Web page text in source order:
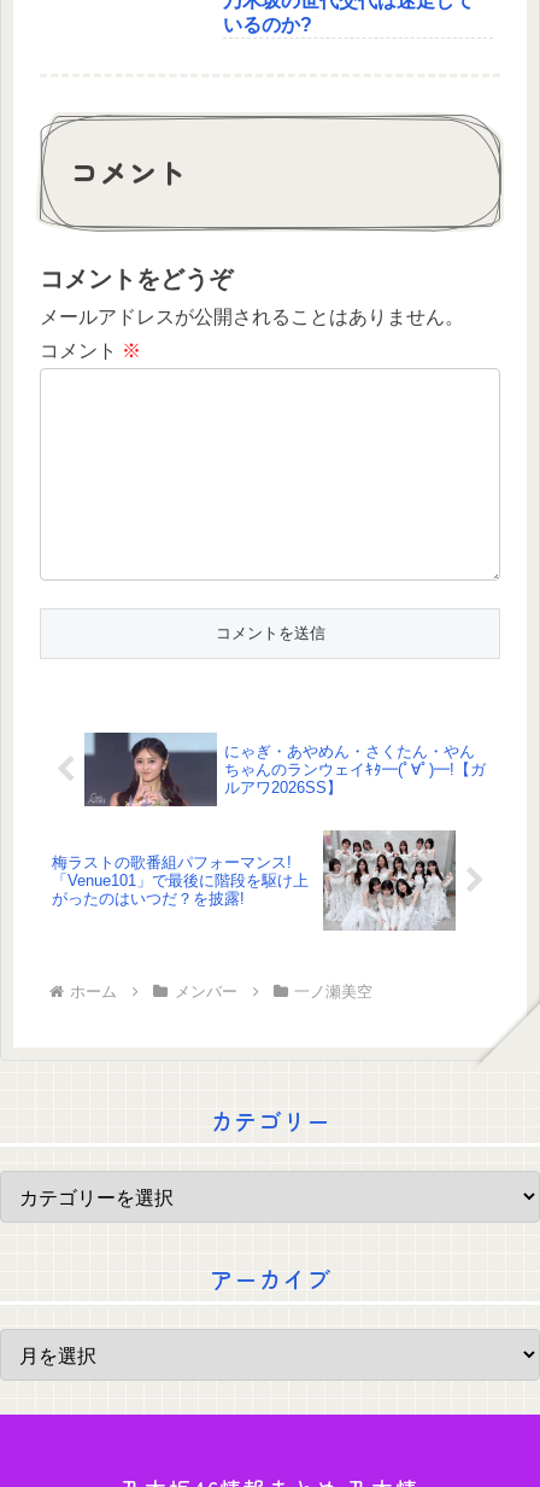
いるのか?
コメント
コメントをどうぞ
メールアドレスが公開されることはありません。
コメント ※
にゃぎ・あやめん・さくたん・やん
ちゃんのランウェイｷﾀ━(ﾟ∀ﾟ)━!【ガ
ルアワ2026SS】
梅ラストの歌番組パフォーマンス!
「Venue101」で最後に階段を駆け上
がったのはいつだ？を披露!
ホーム メンバー 一ノ瀬美空
カテゴリー
アーカイブ